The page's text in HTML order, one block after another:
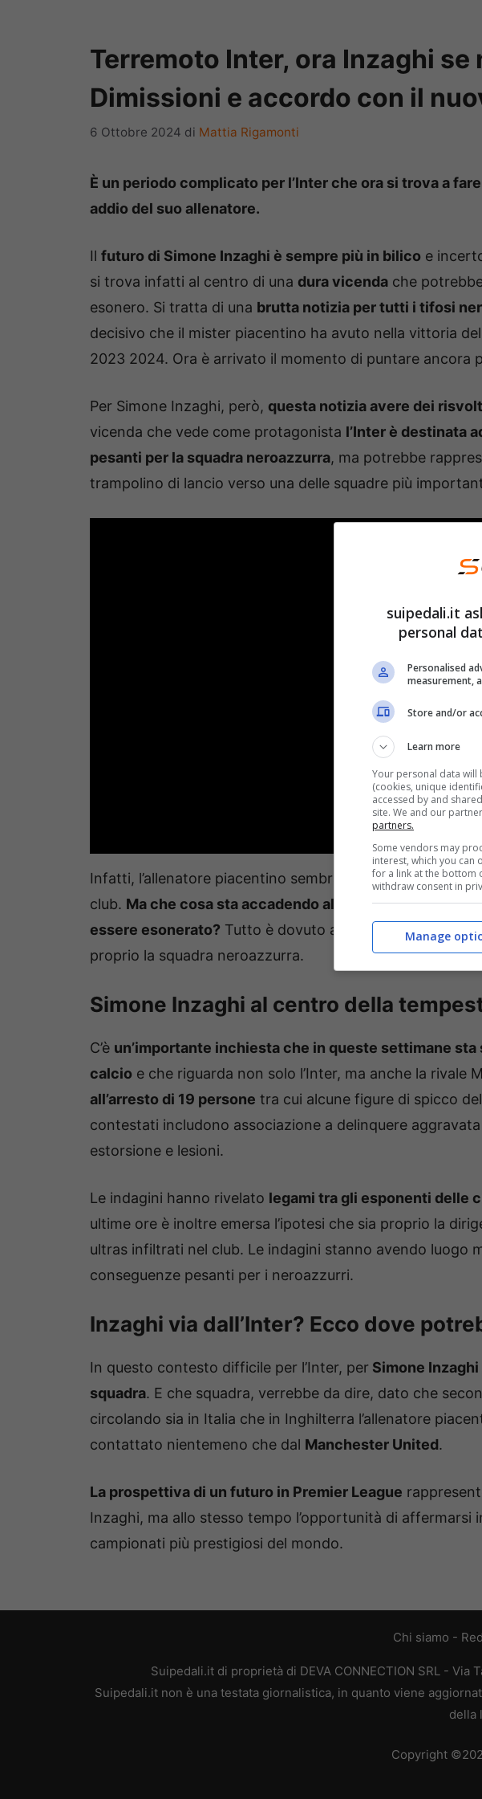
Terremoto Inter, ora Inzaghi se
Dimissioni e accordo con il
6 Ottobre 2024 di Mattia Rigamonti
È un periodo complicato per l’Inter che ora si trova a
addio del suo allenatore.
Il futuro di Simone Inzaghi è sempre più in bilico e
si trova infatti al centro di una dura vicenda che
esonero. Si tratta di una brutta notizia per tutti i tifosi
decisivo che il mister piacentino ha avuto nella vittoria
2023 2024. Ora è arrivato il momento di puntare ancora
Per Simone Inzaghi, però, questa notizia avere dei
vicenda che vede come protagonista l’Inter è destinata
pesanti per la squadra neroazzurra, ma potrebbe
trampolino di lancio verso una delle squadre più
Infatti, l’allenatore piacentino sembra essere finito tra gli
club. Ma che cosa sta accadendo all’Inter e per quale
essere esonerato? Tutto è dovuto allo scandalo ultras
proprio la squadra neroazzurra.
Simone Inzaghi al centro della
C’è un’importante inchiesta che in queste settimane
calcio e che riguarda non solo l’Inter, ma anche la rivale
all’arresto di 19 persone tra cui alcune figure di spicco
contestati includono associazione a delinquere
estorsione e lesioni.
Le indagini hanno rivelato legami tra gli esponenti delle
ultime ore è inoltre emersa l’ipotesi che sia proprio la
ultras infiltrati nel club. Le indagini stanno avendo luogo
conseguenze pesanti per i neroazzurri.
Inzaghi via dall’Inter? Ecco dove
In questo contesto difficile per l’Inter, per Simone Inzaghi
squadra. E che squadra, verrebbe da dire, dato che
circolando sia in Italia che in Inghilterra l’allenatore
contattato nientemeno che dal Manchester United.
La prospettiva di un futuro in Premier League
Inzaghi, ma allo stesso tempo l’opportunità di affermarsi
campionati più prestigiosi del mondo.
Chi siamo -
Suipedali.it di proprietà di DEVA CONNECTION SRL - Via
Suipedali.it non è una testata giornalistica, in quanto viene
della
Copyright
suipedali.it
personal
Personalised
measurement,
Store and/or
Learn more
Your personal data
(cookies, unique
accessed by and
site. We and our
partners.
Some vendors may
interest, which you
for a link at the bottom
withdraw consent in
Manage